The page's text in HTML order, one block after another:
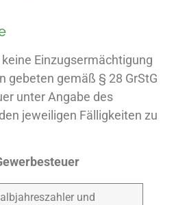
Einzugsermächtigung
gebeten gemäß § 28 GrStG
unter Angabe des
jeweiligen Fälligkeiten zu
und